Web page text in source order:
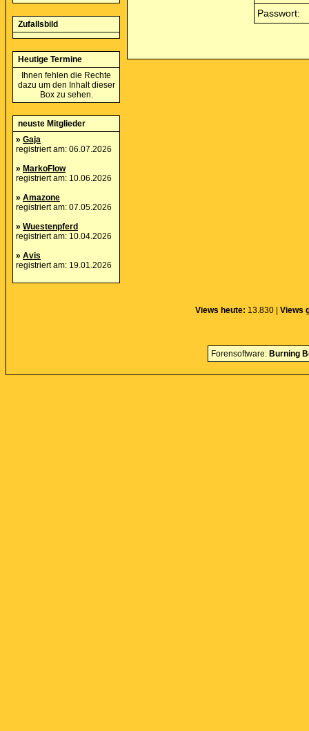
Zufallsbild
Heutige Termine
Ihnen fehlen die Rechte
dazu um den Inhalt dieser
Box zu sehen.
neuste Mitglieder
» Gaja
registriert am: 06.07.2026
» MarkoFlow
registriert am: 10.06.2026
» Amazone
registriert am: 07.05.2026
» Wuestenpferd
registriert am: 10.04.2026
» Avis
registriert am: 19.01.2026
Passwort:
Views heute: 13.830 | Views
Forensoftware: Burning